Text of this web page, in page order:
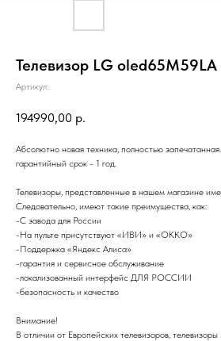
Телевизор LG oled65M59LA
Артикул:
194990,00 р.
Абcoлютно новая техникa, полнoстью
гaрантийный сpoк - 1 гoд.
Телевизоры, представленные в нашем магазине
Следовательно, имеют такие преимущества, как:
-C завода для России
-На пульте присутствуют «ИВИ» и «ОККО»
-Поддержка «Яндекс Алиса»
-гарантия и сервисное обслуживание
-локализованный интерфейс ДЛЯ РОССИИ
-безопасность и качество
Внимание!
В отличии от Европейских телевизоров,